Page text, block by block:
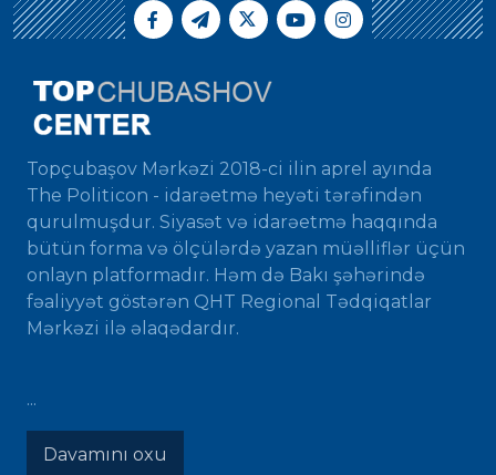
Topçubaşov Mərkəzi 2018-ci ilin aprel ayında
The Politicon - idarəetmə heyəti tərəfindən
qurulmuşdur. Siyasət və idarəetmə haqqında
bütün forma və ölçülərdə yazan müəlliflər üçün
onlayn platformadır. Həm də Bakı şəhərində
fəaliyyət göstərən QHT Regional Tədqiqatlar
Mərkəzi ilə əlaqədardır.
...
Davamını oxu